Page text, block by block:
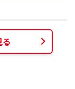
る